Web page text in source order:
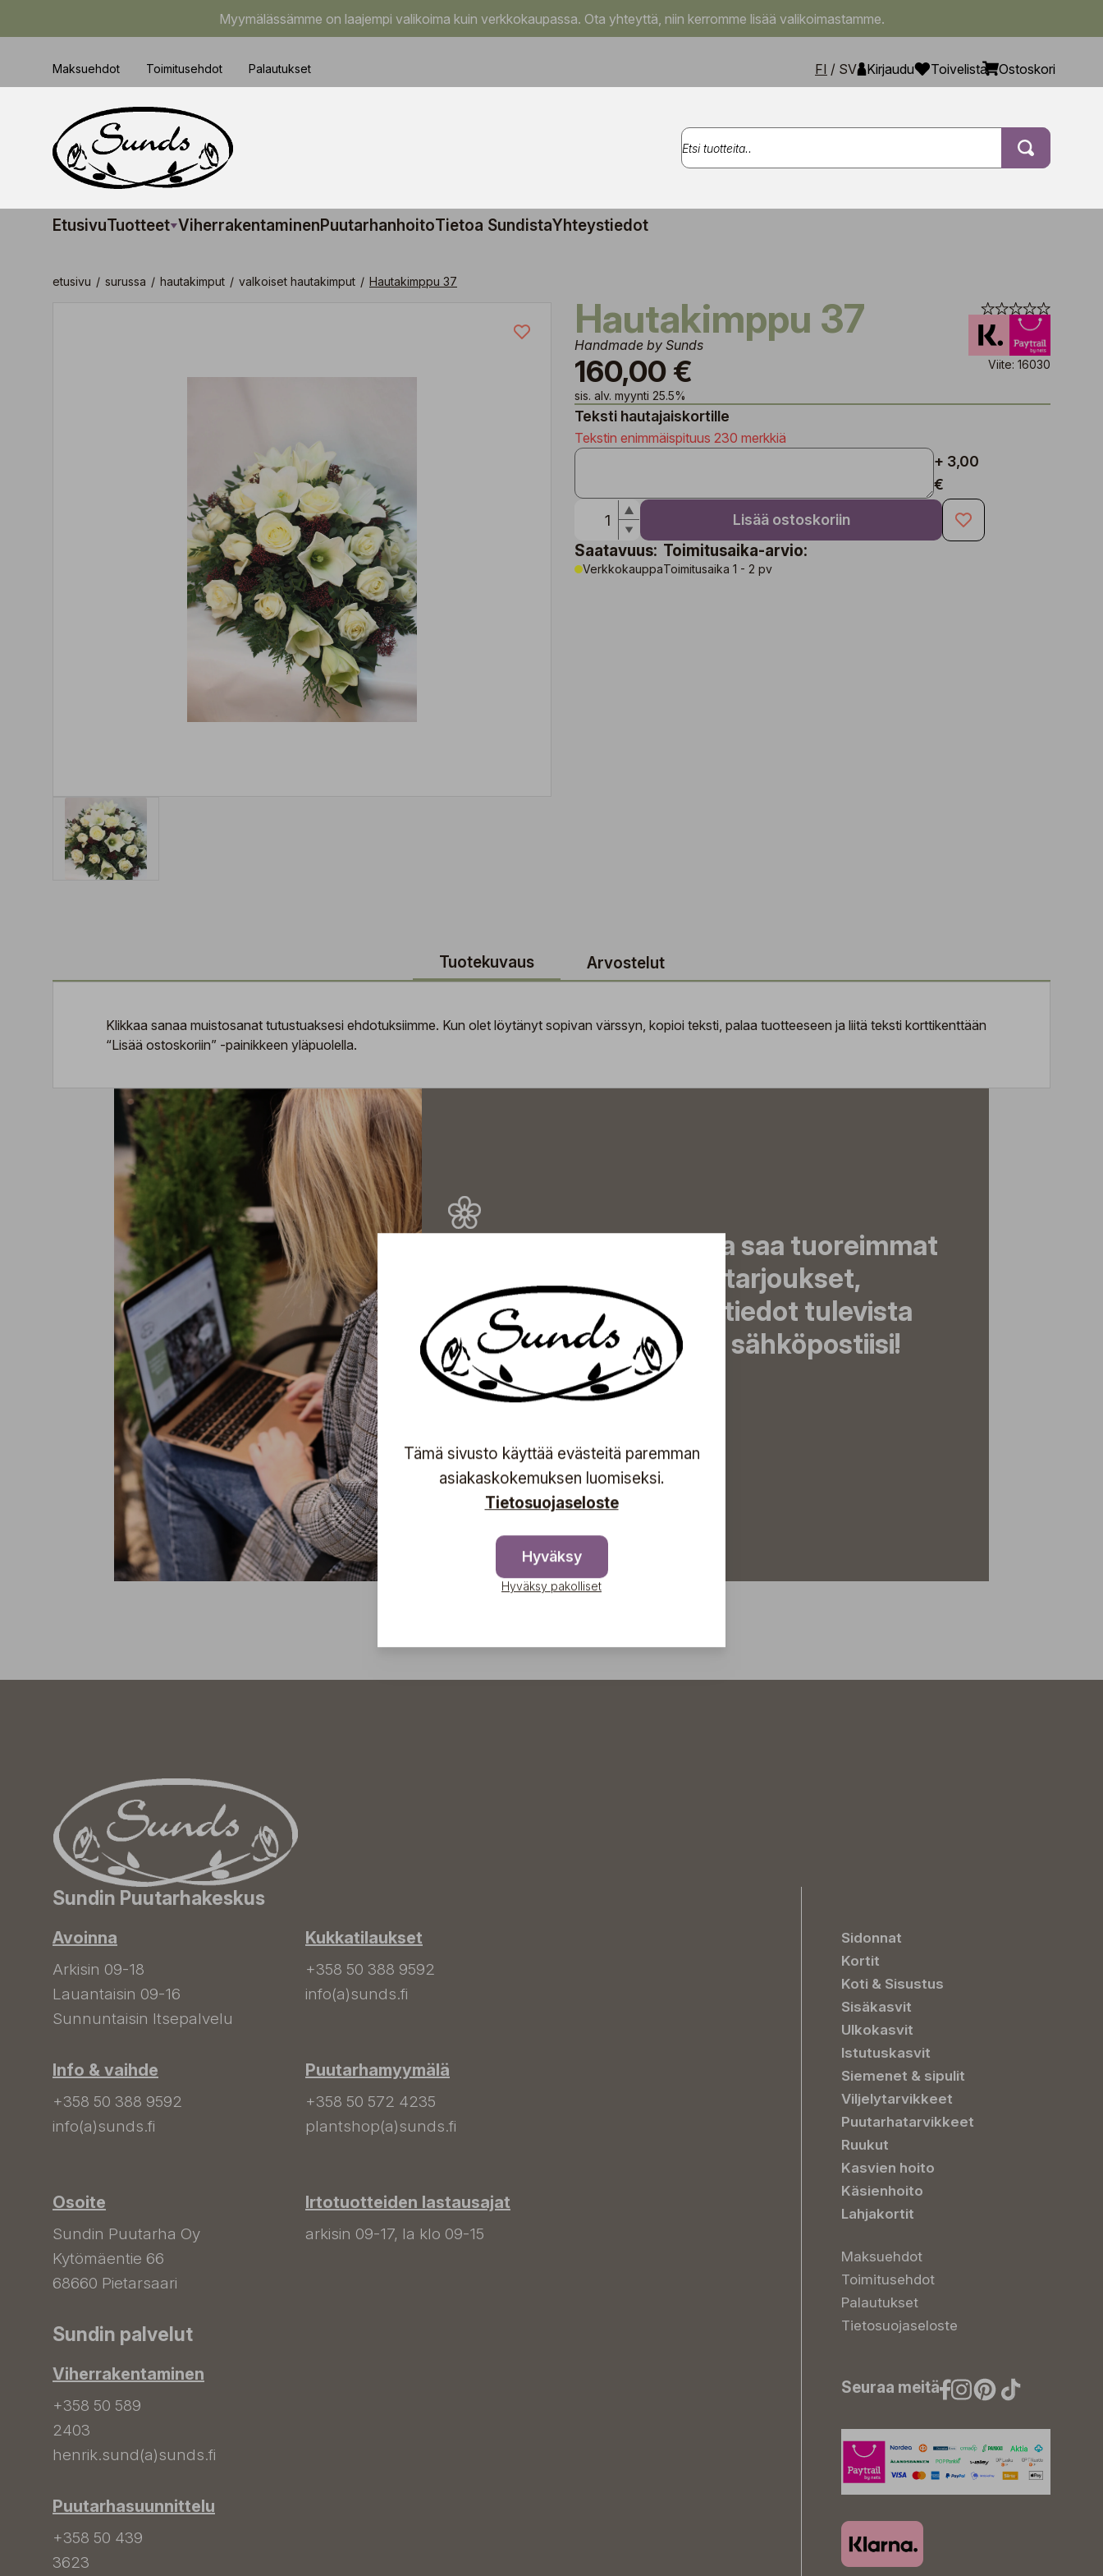
Myymälässämme on laajempi valikoima kuin verkkokaupassa. Ota yhteyttä, niin kerromme lisää valikoimastamme.
Maksuehdot Toimitusehdot Palautukset FI / SV Kirjaudu Toivelista Ostoskori
EtusivuTuotteet ViherrakentaminenPuutarhanhoitoTietoa SundistaYhteystiedot
etusivu / surussa / hautakimput / valkoiset hautakimput / Hautakimppu 37
Hautakimppu 37
Handmade by Sunds
160,00 €
sis. alv. myynti 25.5%
Viite: 16030
Teksti hautajaiskortille
Tekstin enimmäispituus 230 merkkiä
+ 3,00
€
Lisää ostoskoriin
Saatavuus:
Verkkokauppa
Toimitusaika-arvio:
Toimitusaika 1 - 2 pv
Tuotekuvaus Arvostelut
Klikkaa sanaa muistosanat tutustuaksesi ehdotuksiimme. Kun olet löytänyt sopivan värssyn, kopioi teksti, palaa tuotteeseen ja liitä teksti korttikenttään
“Lisää ostoskoriin” -painikkeen yläpuolella.
Tilaa uutiskirjeemme ja saa tuoreimmat
uutiset, eksklusiiviset tarjoukset,
inspiroivat vinkit sekä tiedot tulevista
tapahtumista suoraan sähköpostiisi!
Sundin Puutarhakeskus
Avoinna
Arkisin 09-18
Lauantaisin 09-16
Sunnuntaisin Itsepalvelu
Info & vaihde
+358 50 388 9592
info(a)sunds.fi
Osoite
Sundin Puutarha Oy
Kytömäentie 66
68660 Pietarsaari
Kukkatilaukset
+358 50 388 9592
info(a)sunds.fi
Puutarhamyymälä
+358 50 572 4235
plantshop(a)sunds.fi
Irtotuotteiden lastausajat
arkisin 09-17, la klo 09-15
Sundin palvelut
Viherrakentaminen
+358 50 589
2403
henrik.sund(a)sunds.fi
Puutarhasuunnittelu
+358 50 439
3623
Sidonnat
Kortit
Koti & Sisustus
Sisäkasvit
Ulkokasvit
Istutuskasvit
Siemenet & sipulit
Viljelytarvikkeet
Puutarhatarvikkeet
Ruukut
Kasvien hoito
Käsienhoito
Lahjakortit
Maksuehdot
Toimitusehdot
Palautukset
Tietosuojaseloste
Seuraa meitä
Tämä sivusto käyttää evästeitä paremman
asiakaskokemuksen luomiseksi.
Tietosuojaseloste
Hyväksy
Hyväksy pakolliset